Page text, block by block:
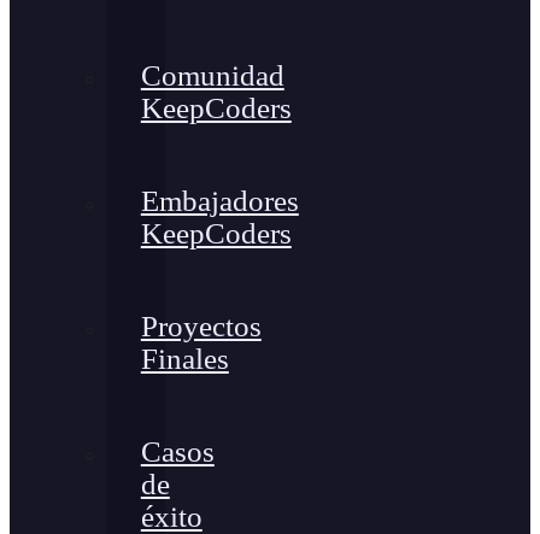
Comunidad
KeepCoders
Embajadores
KeepCoders
Proyectos
Finales
Casos
de
éxito